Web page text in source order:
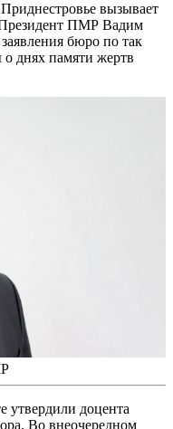
вызывает
ПМР Вадим
бюро по так
днях памяти жертв
утвердили доцента
Во внеочередном